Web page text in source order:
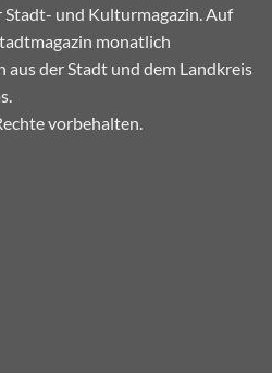
Stadt- und Kulturmagazin. Auf
monatlich
der Stadt und dem Landkreis
vorbehalten.